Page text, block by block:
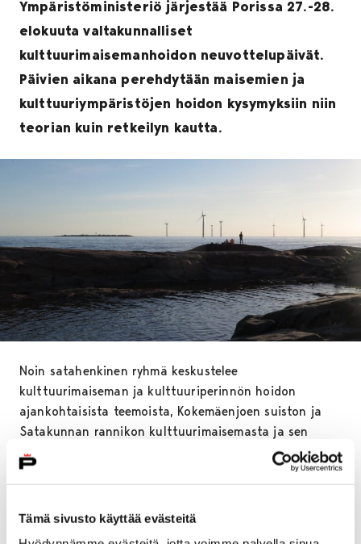
Tämä sivusto käyttää evästeitä
Ympäristöministeriö järjestää Porissa 27.-28.
elokuuta valtakunnalliset
kulttuurimaisemanhoidon neuvottelupäivät.
Päivien aikana perehdytään maisemien ja
kulttuuriympäristöjen hoidon kysymyksiin niin
teorian kuin retkeilyn kautta.
Noin satahenkinen ryhmä keskustelee
kulttuurimaiseman ja kulttuuriperinnön hoidon
ajankohtaisista teemoista, Kokemäenjoen suiston ja
Satakunnan rannikon kulttuurimaisemasta ja sen
muutoksesta. Lisäksi päivien aikana esiin nousevat
maisematutkimuksen yliopisto-opetus ja -tutkimus
– Porissa ja Satakunnassa on paljon hienoja